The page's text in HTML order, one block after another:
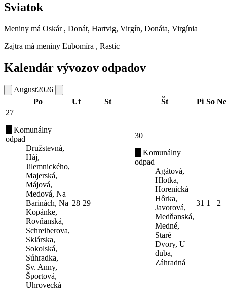
Sviatok
Meniny má Oskár , Donát, Hartvig, Virgín, Donáta, Virgínia
Zajtra má meniny Ľubomíra , Rastic
Kalendár vývozov odpadov
August2026
Po
Ut St Št Pi So Ne
27
Komunálny
odpad
Družstevná,
Háj,
Jilemnického,
Majerská,
Májová,
Medová, Na
Barinách, Na
Kopánke,
Rovňanská,
Schreiberova,
Sklárska,
Sokolská,
Súhradka,
Sv. Anny,
Športová,
Uhrovecká
28 29
30
Komunálny
odpad
Agátová,
Hlotka,
Horenická
Hôrka,
Javorová,
Medňanská,
Medné,
Staré
Dvory, U
duba,
Záhradná
31 1 2